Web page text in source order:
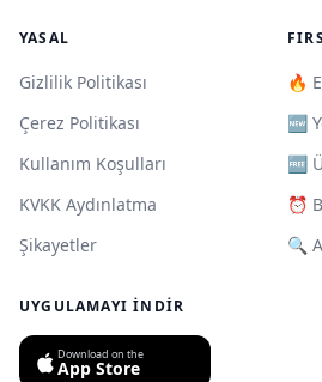
YASAL
Gizlilik Politikası
Çerez Politikası
Kullanım Koşulları
KVKK Aydınlatma
Şikayetler
🔥
🆕
🆓
⏰
🔍
UYGULAMAYI İNDIR
Download on the
App Store